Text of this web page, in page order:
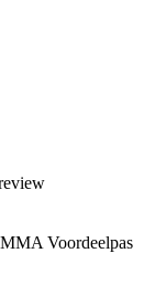
Voordeelpas